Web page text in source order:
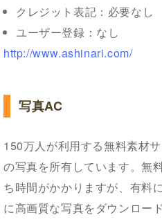
クレジット表記：必要なし
ユーザー登録：なし
http://www.ashinari.com/
写真AC
150万人が利用する無料素材
の写真を所有しています。無
ち時間がかかりますが、有料
に高画質な写真をダウンロー